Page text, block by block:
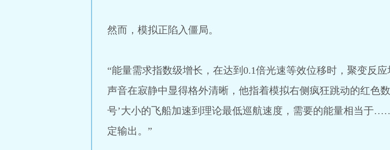
然而，模拟正陷入僵局。
“能量需求指数级增长，在达到0.1倍光速等效位移时，聚变反
声音在寂静中显得格外清晰，他指着模拟右侧疯狂跳动的红色
号’大小的飞船加速到理论最低巡航速度，需要的能量相当于
定输出。”